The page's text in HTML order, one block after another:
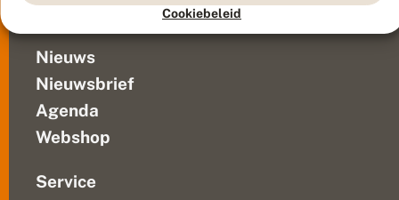
Cookiebeleid
Over ons
Nieuws
Nieuwsbrief
Agenda
Webshop
Service